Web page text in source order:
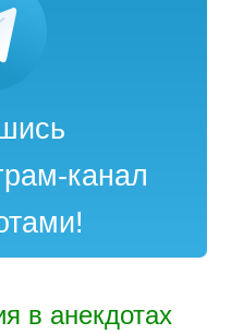
канал
в анекдотах